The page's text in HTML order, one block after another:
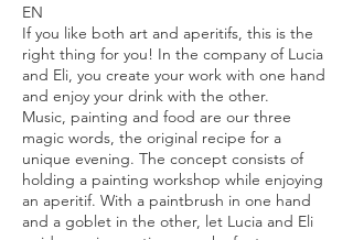
EN
If you like both art and aperitifs, this is the
right thing for you! In the company of Lucia
and Eli, you create your work with one hand
and enjoy your drink with the other.
Music, painting and food are our three
magic words, the original recipe for a
unique evening. The concept consists of
holding a painting workshop while enjoying
an aperitif. With a paintbrush in one hand
and a goblet in the other, let Lucia and Eli